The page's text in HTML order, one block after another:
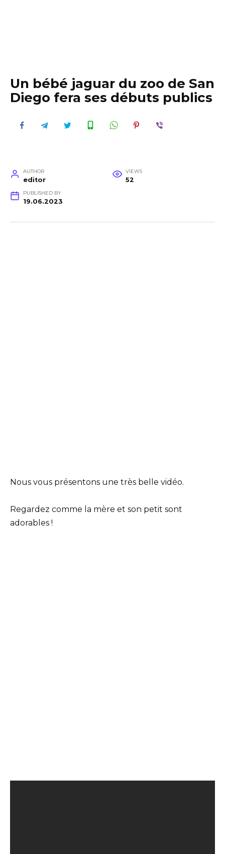
Un bébé jaguar du zoo de San
Diego fera ses débuts publics
AUTHOR
editor
VIEWS
52
PUBLISHED BY
19.06.2023
Nous vous présentons une très belle vidéo.
Regardez comme la mère et son petit sont
adorables !